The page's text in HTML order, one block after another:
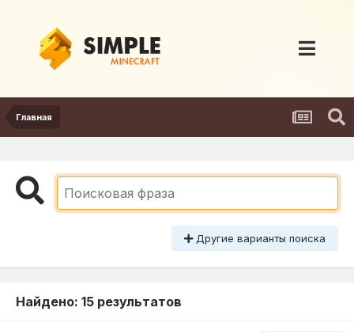
Главная
Другие варианты поиска
Найдено: 15 результатов